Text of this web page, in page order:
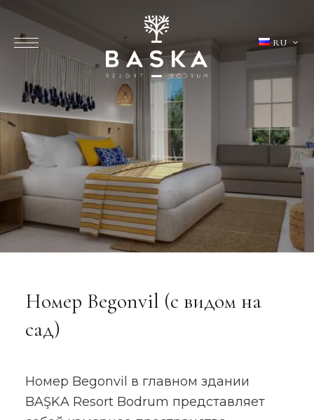
RU
Номер Begonvil (с видом на
сад)
Номер Begonvil в главном здании
BAŞKA Resort Bodrum представляет